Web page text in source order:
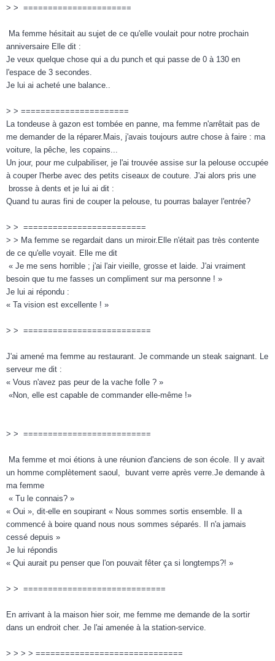
> > ======================
Ma femme hésitait au sujet de ce qu'elle voulait pour notre prochain
anniversaire Elle dit :
Je veux quelque chose qui a du punch et qui passe de 0 à 130 en
l'espace de 3 secondes.
Je lui ai acheté une balance..
> > ======================
La tondeuse à gazon est tombée en panne, ma femme n'arrêtait pas de
me demander de la réparer.Mais, j'avais toujours autre chose à faire : ma
voiture, la pêche, les copains...
Un jour, pour me culpabiliser, je l'ai trouvée assise sur la pelouse occupée
à couper l'herbe avec des petits ciseaux de couture. J'ai alors pris une
brosse à dents et je lui ai dit :
Quand tu auras fini de couper la pelouse, tu pourras balayer l'entrée?
> > =========================
> > Ma femme se regardait dans un miroir.Elle n'était pas très contente
de ce qu'elle voyait. Elle me dit
« Je me sens horrible ; j'ai l'air vieille, grosse et laide. J'ai vraiment
besoin que tu me fasses un compliment sur ma personne ! »
Je lui ai répondu :
« Ta vision est excellente ! »
> > ==========================
J'ai amené ma femme au restaurant. Je commande un steak saignant. Le
serveur me dit :
« Vous n'avez pas peur de la vache folle ? »
«Non, elle est capable de commander elle-même !»
> > ==========================
Ma femme et moi étions à une réunion d'anciens de son école. Il y avait
un homme complètement saoul, buvant verre après verre.Je demande à
ma femme
« Tu le connais? »
« Oui », dit-elle en soupirant « Nous sommes sortis ensemble. Il a
commencé à boire quand nous nous sommes séparés. Il n'a jamais
cessé depuis »
Je lui répondis
« Qui aurait pu penser que l'on pouvait fêter ça si longtemps?! »
> > =============================
En arrivant à la maison hier soir, me femme me demande de la sortir
dans un endroit cher. Je l'ai amenée à la station-service.
> > > > ==============================